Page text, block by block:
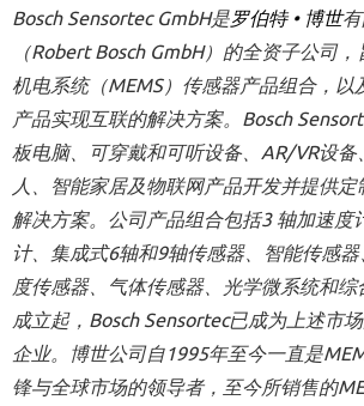
Bosch Sensortec GmbH是罗伯特• 博世
（Robert Bosch GmbH）的全资子公司，
机电系统（MEMS）传感器产品组合，以
产品实现互联的解决方案。 Bosch
板电脑、可穿戴和可听设备、 AR/VR设备
人、智能家居及物联网产品开发并提供定
解决方案。公司产品组合包括3 轴加速度
计、集成式6轴和9轴传感器、智能传感
度传感器、气体传感器、光学微系统和综
成立起， Bosch Sensortec已成为上述市场
企业。博世公司自1995年至今一直是
锋与全球市场的领导者，至今所销售的